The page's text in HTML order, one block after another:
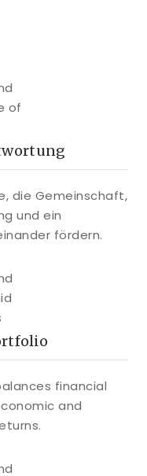
die Gemeinschaft,
und ein
fördern.
financial
and